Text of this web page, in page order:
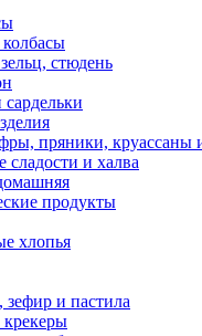
стюдень
пряники, круассаны
сладости и халва
продукты
хлопья
и пастила